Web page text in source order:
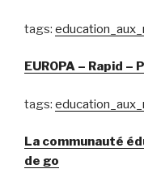
tags:
EUROPA – Rapid –
tags:
La communauté
de go